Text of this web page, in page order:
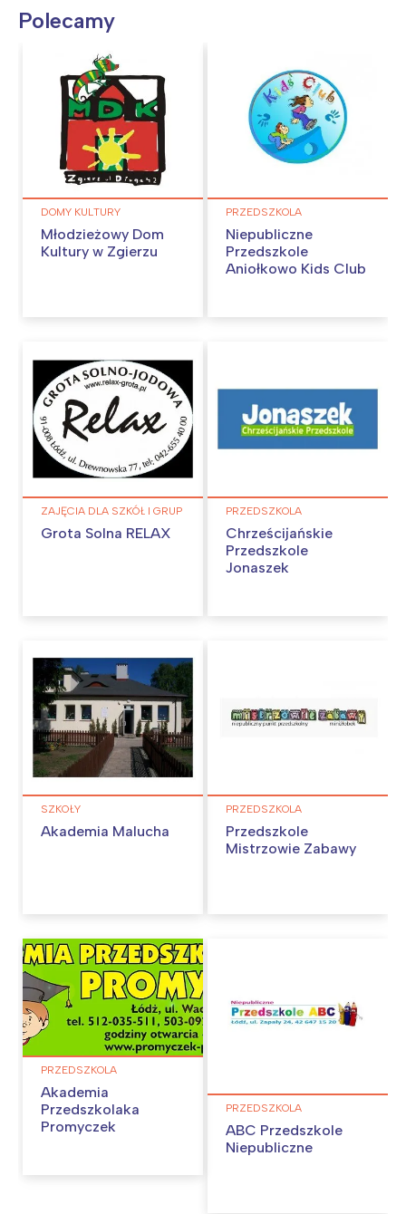
Polecamy
DOMY KULTURY
Młodzieżowy Dom
Kultury w Zgierzu
PRZEDSZKOLA
Niepubliczne
Przedszkole
Aniołkowo Kids Club
ZAJĘCIA DLA SZKÓŁ I GRUP
Grota Solna RELAX
PRZEDSZKOLA
Chrześcijańskie
Przedszkole
Jonaszek
SZKOŁY
Akademia Malucha
PRZEDSZKOLA
Przedszkole
Mistrzowie Zabawy
PRZEDSZKOLA
Akademia
Przedszkolaka
Promyczek
PRZEDSZKOLA
ABC Przedszkole
Niepubliczne